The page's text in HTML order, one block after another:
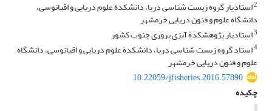
2استادیار گروه زیست شناسی دریا، دانشکدة علوم دریایی و اقیانوسی،
دانشگاه علوم و فنون دریایی خرمشهر
3استادیار پژوهشکدة آبزی پروری جنوب کشور
4استاد گروه زیست شناسی دریا، دانشکدة علوم دریایی و اقیانوسی، دانشگاه
علوم و فنون دریایی خرمشهر
10.22059/jfisheries.2016.57890
چکیده